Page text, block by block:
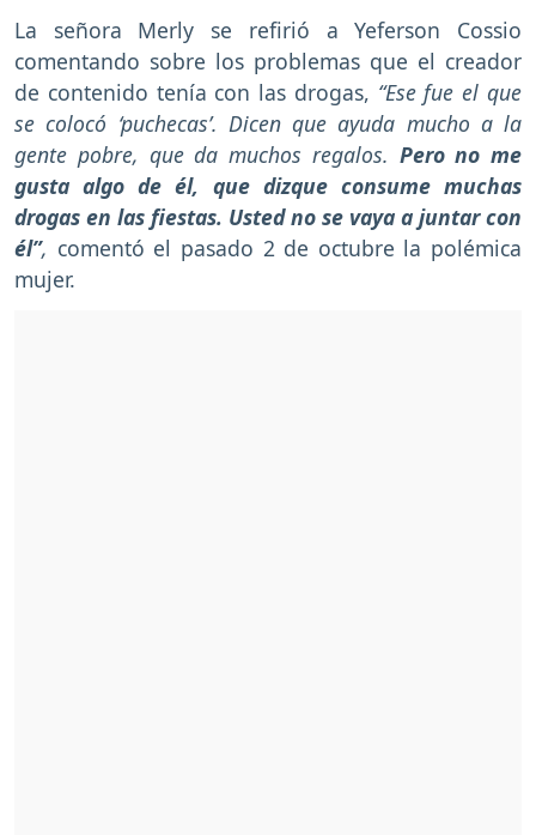
La señora Merly se refirió a Yeferson Cossio
comentando sobre los problemas que el creador
de contenido tenía con las drogas, “Ese fue el que
se colocó ‘puchecas’. Dicen que ayuda mucho a la
gente pobre, que da muchos regalos. Pero no me
gusta algo de él, que dizque consume muchas
drogas en las fiestas. Usted no se vaya a juntar con
él”, comentó el pasado 2 de octubre la polémica
mujer.